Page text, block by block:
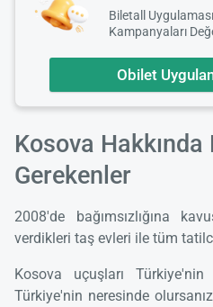
Biletall
Kampanyaları
Obilet
Kosova
Gerekenler
2008'de bağımsızlığına
verdikleri taş evleri ile tüm
Kosova uçuşları Türkiye'nin
Türkiye'nin neresinde